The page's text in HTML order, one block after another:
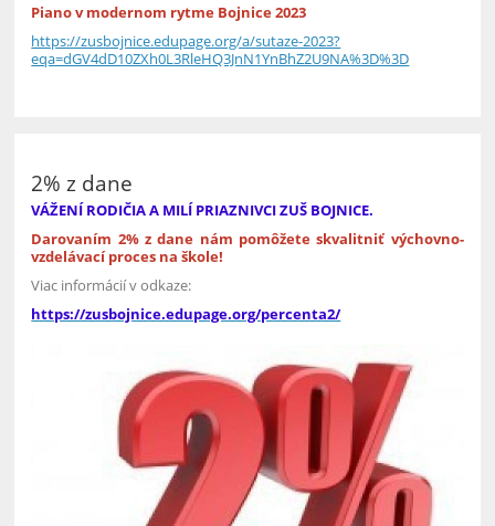
Piano v modernom rytme Bojnice 2023
https://zusbojnice.edupage.org/a/sutaze-2023?
eqa=dGV4dD10ZXh0L3RleHQ3JnN1YnBhZ2U9NA%3D%3D
2% z dane
VÁŽENÍ RODIČIA A MILÍ PRIAZNIVCI ZUŠ BOJNICE.
Darovaním 2% z dane nám pomôžete skvalitniť výchovno-
vzdelávací proces na škole!
Viac informácií v odkaze:
https://zusbojnice.edupage.org/percenta2/